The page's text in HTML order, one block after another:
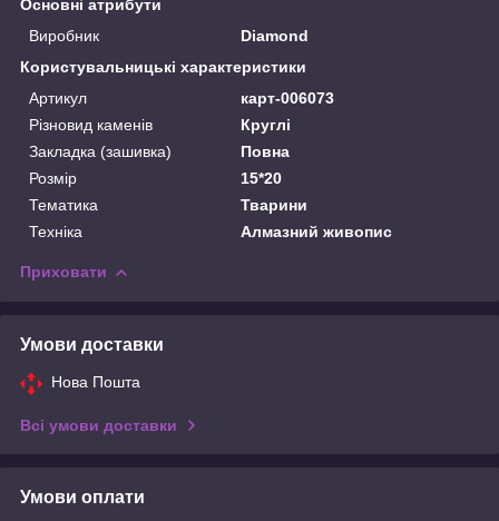
Основні атрибути
Виробник
Diamond
Користувальницькі характеристики
Артикул
карт-006073
Різновид каменів
Круглі
Закладка (зашивка)
Повна
Розмір
15*20
Тематика
Тварини
Техніка
Алмазний живопис
Приховати
Умови доставки
Нова Пошта
Всі умови доставки
Умови оплати